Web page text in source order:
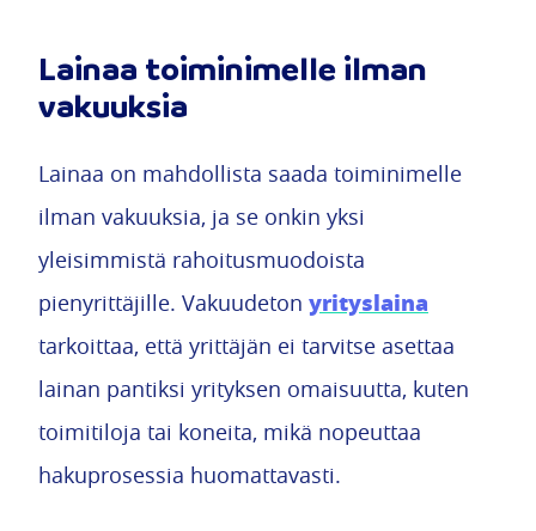
Lainaa toiminimelle ilman
vakuuksia
Lainaa on mahdollista saada toiminimelle
ilman vakuuksia, ja se onkin yksi
yleisimmistä rahoitusmuodoista
pienyrittäjille. Vakuudeton yrityslaina
tarkoittaa, että yrittäjän ei tarvitse asettaa
lainan pantiksi yrityksen omaisuutta, kuten
toimitiloja tai koneita, mikä nopeuttaa
hakuprosessia huomattavasti.